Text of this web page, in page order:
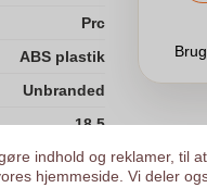
Prc
ABS plastik
Unbranded
18.5
3.5
indhold og reklamer, til
hjemmeside. Vi deler